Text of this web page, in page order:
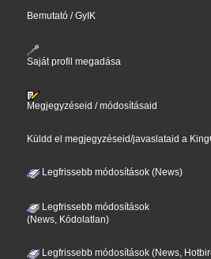
Bemutató / GyIK
Saját profil megadása
Megjegyzéseid / módosításaid
Küldd el megjegyzéseid/javaslataid a
Legfrissebb módosítások (News)
Legfrissebb módosítások
(News, Kódolatlan)
Legfrissebb módosítások (News,